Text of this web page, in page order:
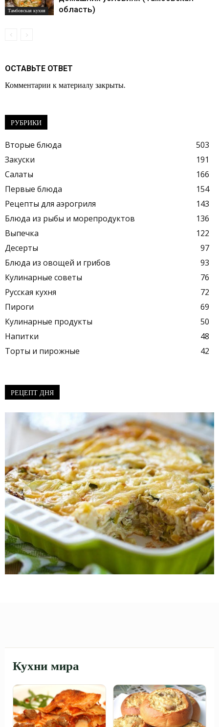
Тамбовская кухня
область)
ОСТАВЬТЕ ОТВЕТ
Комментарии к материалу закрыты.
РУБРИКИ
Вторые блюда
503
Закуски
191
Салаты
166
Первые блюда
154
Рецепты для аэрогриля
143
Блюда из рыбы и морепродуктов
136
Выпечка
122
Десерты
97
Блюда из овощей и грибов
93
Кулинарные советы
76
Русская кухня
72
Пироги
69
Кулинарные продукты
50
Напитки
48
Торты и пирожные
42
РЕЦЕПТ ДНЯ
Кухни мира